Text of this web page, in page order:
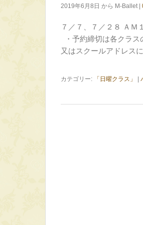
2019年6月8日 から M-Ballet |
７／７、７／２８ ＡＭ
・予約締切は各クラス
又はスクールアドレス
カテゴリー: 「日曜クラス」